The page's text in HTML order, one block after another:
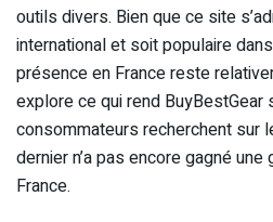
outils divers. Bien que ce site
international et soit populaire
présence en France reste
explore ce qui rend
consommateurs recherchent sur
dernier n’a pas encore gagné
France.